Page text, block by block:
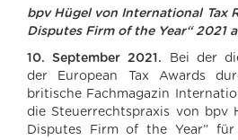
bpv Hügel von International Tax
Disputes Firm of the Year“ 2021
10. September 2021.
Bei der
der European Tax Awards
britische Fachmagazin
die Steuerrechtspraxis von bpv
Disputes Firm of the Year” für